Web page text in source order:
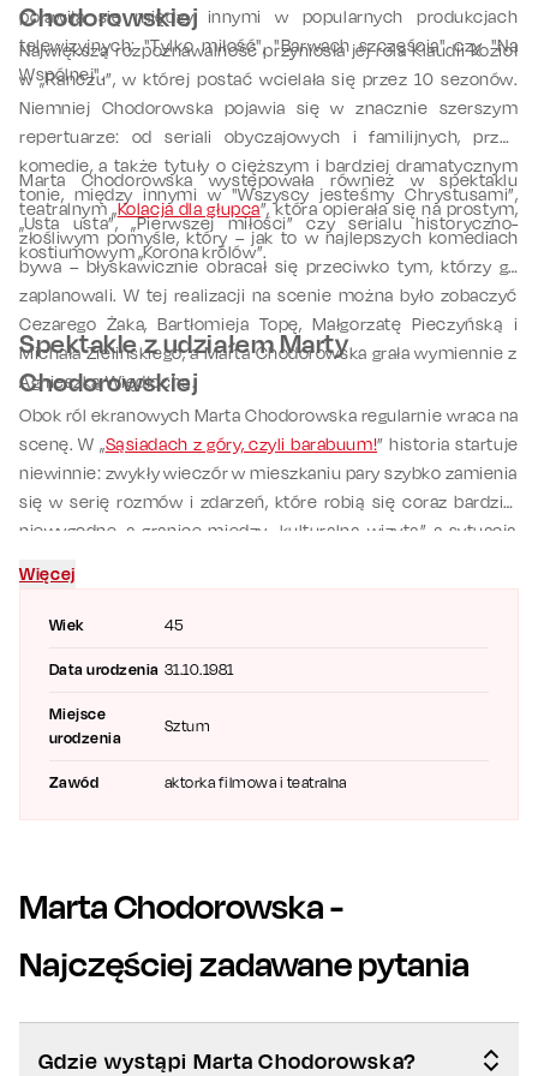
Wiek 45
Data urodzenia 31.10.1981
Miejsce
urodzenia
Sztum
Zawód aktorka filmowa i teatralna
pojawiła się między innymi w popularnych produkcjach
telewizyjnych: "Tylko miłość", "Barwach szczęścia" czy "Na
Wspólnej".
Chodorowskiej
Największą rozpoznawalność przyniosła jej rola Klaudii Kozioł
w „Ranczu”, w której postać wcielała się przez 10 sezonów.
Niemniej Chodorowska pojawia się w znacznie szerszym
repertuarze: od seriali obyczajowych i familijnych, przez
komedie, a także tytuły o cięższym i bardziej dramatycznym
tonie, między innymi w "Wszyscy jesteśmy Chrystusami”,
„Usta usta”, „Pierwszej miłości” czy serialu historyczno-
kostiumowym „Korona królów”.
Marta Chodorowska występowała również w spektaklu
teatralnym „Kolacja dla głupca”, która opierała się na prostym,
złośliwym pomyśle, który – jak to w najlepszych komediach
bywa – błyskawicznie obracał się przeciwko tym, którzy go
zaplanowali. W tej realizacji na scenie można było zobaczyć
Cezarego Żaka, Bartłomieja Topę, Małgorzatę Pieczyńską i
Michała Zielińskiego, a Marta Chodorowska grała wymiennie z
Agnieszką Więdłochą.
Spektakle z udziałem Marty
Chodorowskiej
Obok ról ekranowych Marta Chodorowska regularnie wraca na
scenę. W „Sąsiadach z góry, czyli barabuum!” historia startuje
niewinnie: zwykły wieczór w mieszkaniu pary szybko zamienia
się w serię rozmów i zdarzeń, które robią się coraz bardziej
niewygodne, a granice między „kulturalną wizytą” a sytuacją
Chodorowska występuje wymiennie z Katarzyną Wajdą, a
partnerują jej
Jowita Budnik
biletna spektakl, który gwarantuje świetną zabawę!
Więcej
Marta Chodorowska-
Najczęściej zadawane pytania
Gdzie wystąpi Marta Chodorowska?